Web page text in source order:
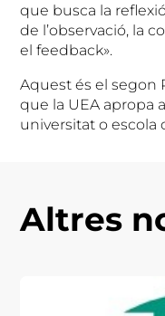
que busca la
de l’observació, la
el feedback».
Aquest és el segon
que la UEA apropa
universitat o escola
Altres